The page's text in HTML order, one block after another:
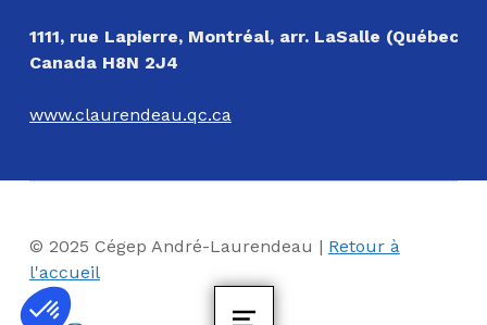
1111, rue Lapierre, Montréal, arr. LaSalle (Québec)
Canada H8N 2J4
www.claurendeau.qc.ca
© 2025 Cégep André-Laurendeau | Retour à
l'accueil
Facebook
Instagram